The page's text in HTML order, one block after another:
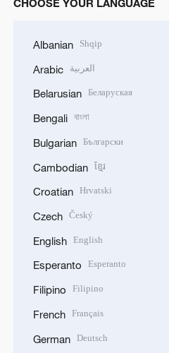
Albanian Shqip
Arabic العربية
Belarusian Беларуская
Bengali বাংলা
Bulgarian Български
Cambodian ខ្មែរ
Croatian Hrvatski
Czech Český
English English
Esperanto Esperanto
Filipino Filipino
French Français
German Deutsch